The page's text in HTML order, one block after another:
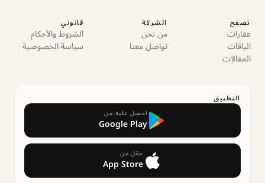
تصفح
عقارات
الباقات
المقالات
الشركة
من نحن
تواصل معنا
قانوني
الشروط والأحكام
سياسة الخصوصية
التطبيق
احصل عليه من
Google Play
حمّل من
App Store